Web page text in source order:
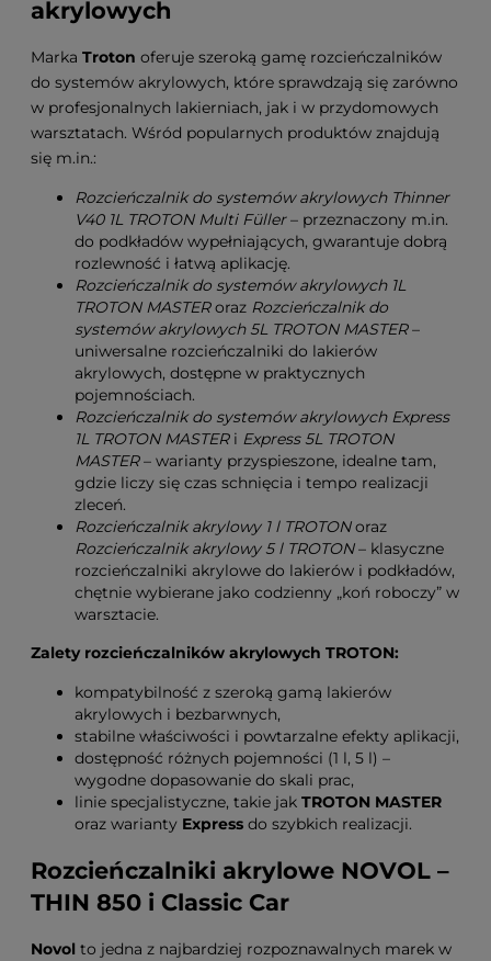
akrylowych
Marka Troton oferuje szeroką gamę rozcieńczalników
do systemów akrylowych, które sprawdzają się zarówno
w profesjonalnych lakierniach, jak i w przydomowych
warsztatach. Wśród popularnych produktów znajdują
się m.in.:
Rozcieńczalnik do systemów akrylowych Thinner
V40 1L TROTON Multi Füller– przeznaczony m.in.
do podkładów wypełniających, gwarantuje dobrą
rozlewność i łatwą aplikację.
Rozcieńczalnik do systemów akrylowych 1L
TROTON MASTERoraz Rozcieńczalnik do
systemów akrylowych 5L TROTON MASTER–
uniwersalne rozcieńczalniki do lakierów
akrylowych, dostępne w praktycznych
pojemnościach.
Rozcieńczalnik do systemów akrylowych Express
1L TROTON MASTERi Express 5L TROTON
MASTER– warianty przyspieszone, idealne tam,
gdzie liczy się czas schnięcia i tempo realizacji
zleceń.
Rozcieńczalnik akrylowy 1 l TROTONoraz
Rozcieńczalnik akrylowy 5 l TROTON– klasyczne
rozcieńczalniki akrylowe do lakierów i podkładów,
chętnie wybierane jako codzienny „koń roboczy” w
warsztacie.
Zalety rozcieńczalników akrylowych TROTON:
kompatybilność z szeroką gamą lakierów
akrylowych i bezbarwnych,
stabilne właściwości i powtarzalne efekty aplikacji,
dostępność różnych pojemności (1 l, 5 l) –
wygodne dopasowanie do skali prac,
linie specjalistyczne, takie jak TROTON MASTER
oraz warianty Express do szybkich realizacji.
Rozcieńczalniki akrylowe NOVOL –
THIN 850 i Classic Car
Novol to jedna z najbardziej rozpoznawalnych marek w